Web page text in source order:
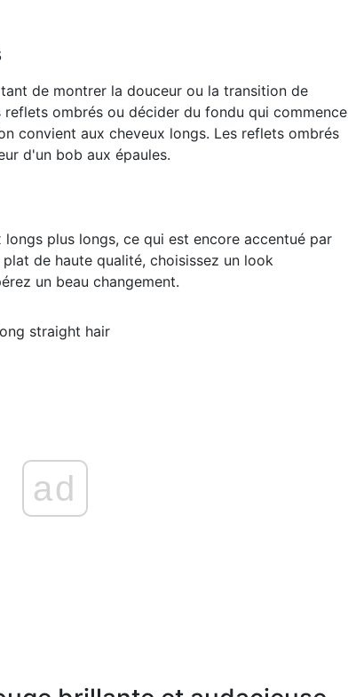
de montrer la douceur ou la transition de
ombrés ou décider du fondu qui commence
convient aux cheveux longs. Les reflets ombrés
d'un bob aux épaules.
plus longs, ce qui est encore accentué par
de haute qualité, choisissez un look
un beau changement.
ad